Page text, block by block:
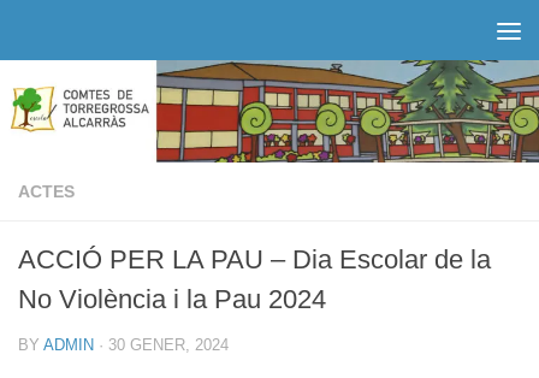
ACTES
ACCIÓ PER LA PAU – Dia Escolar de la
No Violència i la Pau 2024
BY ADMIN · 30 GENER, 2024